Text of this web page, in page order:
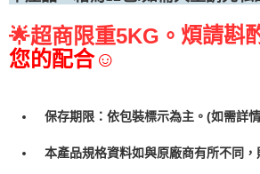
🌟超商限重5KG。 煩請斟
您的配合☺
保存期限：依包裝標示為主。(如需詳
本產品規格資料如與原廠商有所不同